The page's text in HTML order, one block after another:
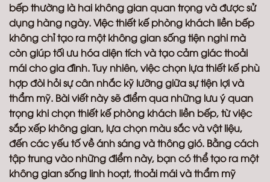
bếp thường là hai không gian quan trọng và được sử
dụng hàng ngày. Việc thiết kế phòng khách liền bếp
không chỉ tạo ra một không gian sống tiện nghi mà
còn giúp tối ưu hóa diện tích và tạo cảm giác thoải
mái cho gia đình. Tuy nhiên, việc chọn lựa thiết kế phù
hợp đòi hỏi sự cân nhắc kỹ lưỡng giữa sự tiện lợi và
thẩm mỹ. Bài viết này sẽ điểm qua những lưu ý quan
trọng khi chọn thiết kế phòng khách liền bếp, từ việc
sắp xếp không gian, lựa chọn màu sắc và vật liệu,
đến các yếu tố về ánh sáng và thông gió. Bằng cách
tập trung vào những điểm này, bạn có thể tạo ra một
không gian sống linh hoạt, thoải mái và thẩm mỹ